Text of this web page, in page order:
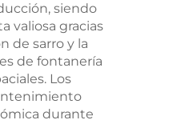
siendo
valiosa gracias
de sarro y la
de fontanería
Los
durante